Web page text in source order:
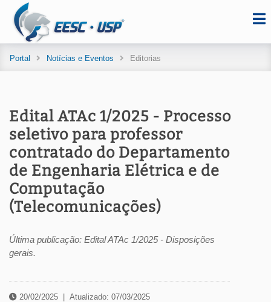
Portal Notícias e Eventos Editorias
Edital ATAc 1/2025 - Processo
seletivo para professor
contratado do Departamento
de Engenharia Elétrica e de
Computação
(Telecomunicações)
Última publicação: Edital ATAc 1/2025 - Disposições
gerais.
20/02/2025
Atualizado: 07/03/2025